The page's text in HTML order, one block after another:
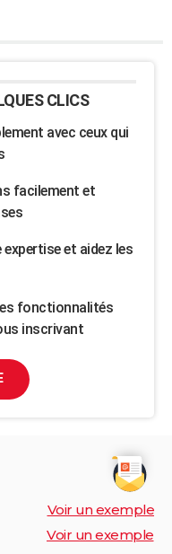
CLICS
avec ceux qui
facilement et
et aidez les
fonctionnalités
inscrivant
Voir un exemple
Voir un exemple